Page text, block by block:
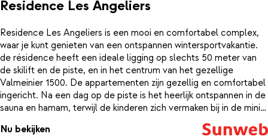
Residence Les Angeliers
Residence Les Angeliers is een mooi en comfortabel complex,
waar je kunt genieten van een ontspannen wintersportvakantie.
de résidence heeft een ideale ligging op slechts 50 meter van
de skilift en de piste, en in het centrum van het gezellige
Valmeinier 1500. De appartementen zijn gezellig en comfortabel
ingericht. Na een dag op de piste is het heerlijk ontspannen in de
sauna en hamam, terwijl de kinderen zich vermaken bij in de mini
club. Of je kunt nog even lekker het dorp in, om wat te winkelen
of om iets te drinken in een van de gezellige bars.
Nu bekijken